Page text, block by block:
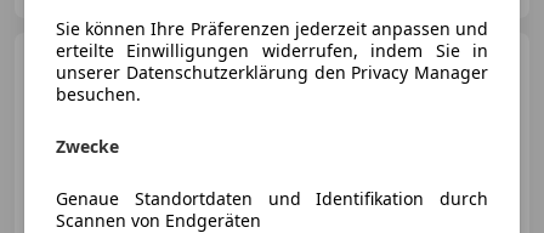
Porsche 992911 Turbo S
Cabrio
€ 299 700
Sie können Ihre Präferenzen jederzeit anpassen und
erteilte Einwilligungen widerrufen, indem Sie in
unserer Datenschutzerklärung den Privacy Manager
besuchen.
Zwecke
Genaue Standortdaten und Identifikation durch
Scannen von Endgeräten